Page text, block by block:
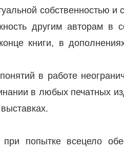
собственностью и
другим авторам в
книги, в
в работе
в любых печатных
попытке всецело